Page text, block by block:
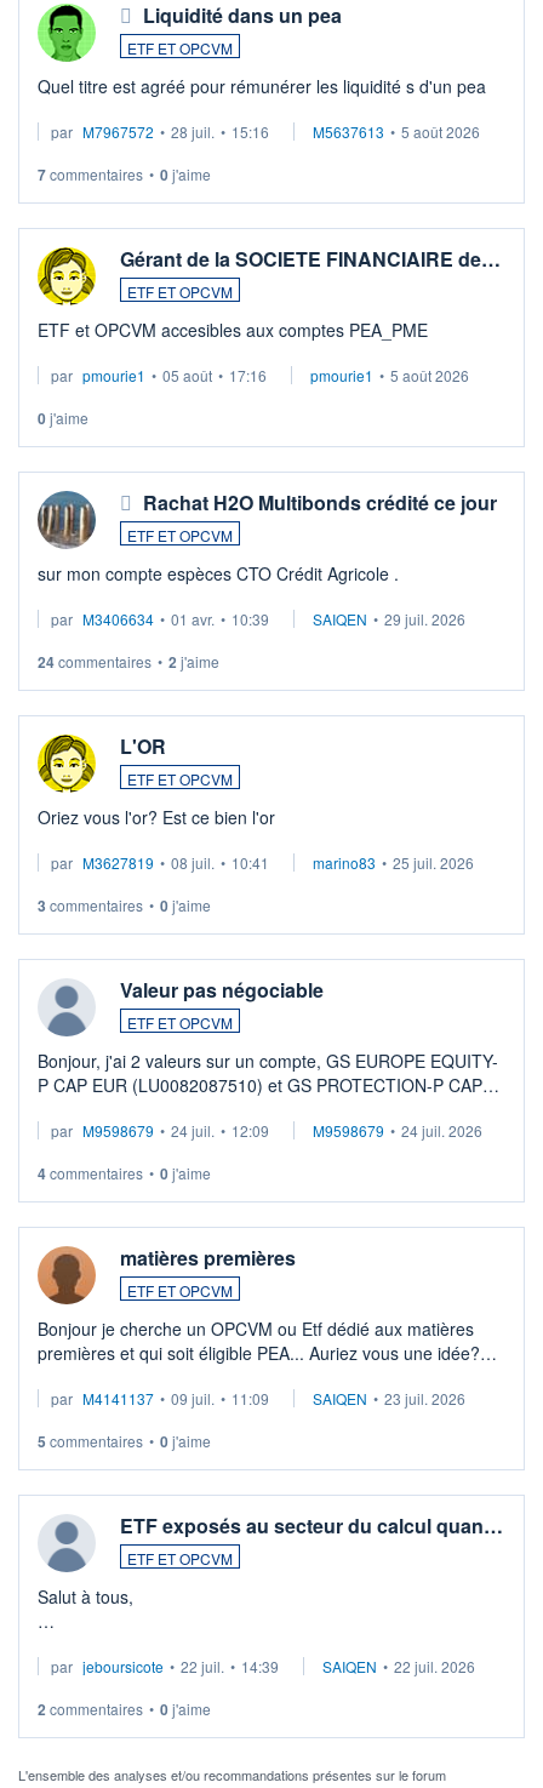
Liquidité dans un pea
ETF ET OPCVM
Quel titre est agréé pour rémunérer les liquidité s d'un pea
par M7967572 • 28 juil. • 15:16 M5637613 • 5 août 2026
7commentaires • 0j'aime
Gérant de la SOCIETE FINANCIAIRE de…
ETF ET OPCVM
ETF et OPCVM accesibles aux comptes PEA_PME
par pmourie1 • 05 août • 17:16 pmourie1 • 5 août 2026
0j'aime
Rachat H2O Multibonds crédité ce jour
ETF ET OPCVM
sur mon compte espèces CTO Crédit Agricole .
par M3406634 • 01 avr. • 10:39 SAIQEN • 29 juil. 2026
24commentaires • 2 j'aime
L'OR
ETF ET OPCVM
Oriez vous l'or? Est ce bien l'or
par M3627819 • 08 juil. • 10:41 marino83 • 25 juil. 2026
3 commentaires • 0j'aime
Valeur pas négociable
ETF ET OPCVM
Bonjour, j'ai 2 valeurs sur un compte, GS EUROPE EQUITY-
P CAP EUR (LU0082087510) et GS PROTECTION-P CAP
veux procéder à la vente, on me signale ...
par M9598679 • 24 juil. • 12:09 M9598679 • 24 juil. 2026
4commentaires • 0j'aime
matières premières
ETF ET OPCVM
Bonjour je cherche un OPCVM ou Etf dédié aux matières
premières et qui soit éligible PEA... Auriez vous une idée?
par M4141137 • 09 juil. • 11:09 SAIQEN • 23 juil. 2026
5 commentaires • 0j'aime
ETF exposés au secteur du calcul quan…
ETF ET OPCVM
Salut à tous,
via un ETF plutôt que des actions individuelles.
Idéalement, je voudrais qu'il soit éligible au PEA.
Pour l' ...
par jeboursicote • 22 juil. • 14:39 SAIQEN • 22 juil. 2026
2 commentaires • 0j'aime
L'ensemble des analyses et/ou recommandations présentes sur le forum